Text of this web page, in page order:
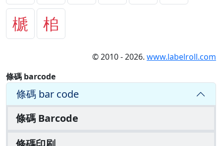
榹
桘
© 2010 - 2026. www.labelroll.com
條碼 barcode
條碼 bar code
條碼 Barcode